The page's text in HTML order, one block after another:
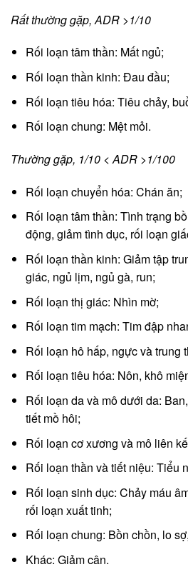
Rất thường gặp, ADR >1/10
Rối loạn tâm thần: Mất ngủ;
Rối loạn thần kinh: Đau đầu;
Rối loạn tiêu hóa: Tiêu chảy,
Rối loạn chung: Mệt mỏi.
Thường gặp, 1/10 < ADR >1/100
Rối loạn chuyển hóa: Chán ăn;
Rối loạn tâm thần: Tình trạng
động, giảm tình dục, rối loạn
Rối loạn thần kinh: Giảm tập
giác, ngủ lịm, ngủ gà, run;
Rối loạn thị giác: Nhìn mờ;
Rối loạn tim mạch: Tim đập
Rối loạn hô hấp, ngực và trung
Rối loạn tiêu hóa: Nôn, khô
Rối loạn da và mô dưới da:
tiết mồ hôi;
Rối loạn cơ xương và mô liên
Rối loạn thần và tiết niệu: Tiểu
Rối loạn sinh dục: Chảy máu
rối loạn xuất tinh;
Rối loạn chung: Bồn chồn, lo
Khác: Giảm cân.